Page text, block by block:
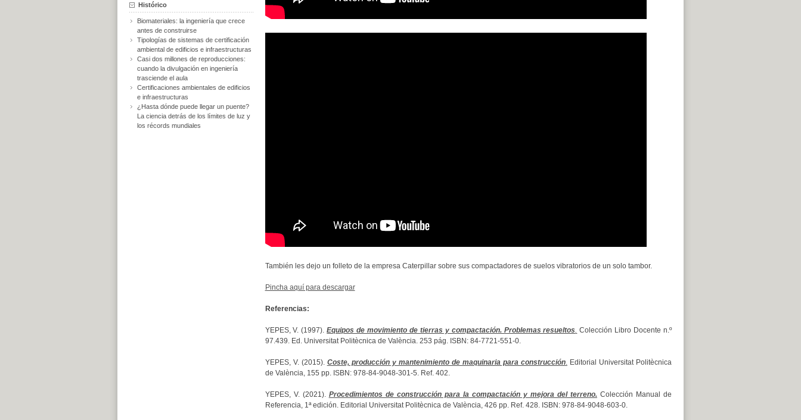
También les dejo un folleto de la empresa Caterpillar sobre sus compactadores de suelos vibratorios de un solo tambor.
Pincha aquí para descargar
Referencias:
YEPES, V. (1997).Equipos de movimiento de tierras y compactación. Problemas resueltos. Colección Libro Docente n.º
97.439. Ed. Universitat Politècnica de València. 253 pág. ISBN: 84-7721-551-0.
YEPES, V. (2015). Coste, producción y mantenimiento de maquinaria para construcción.Editorial Universitat Politècnica
de València, 155 pp. ISBN: 978-84-9048-301-5. Ref. 402.
YEPES, V. (2021). Procedimientos de construcción para la compactación y mejora del terreno.Colección Manual de
Referencia, 1ª edición. Editorial Universitat Politècnica de València, 426 pp. Ref. 428. ISBN: 978-84-9048-603-0.
Histórico
Biomateriales: la ingeniería que crece
antes de construirse
Tipologías de sistemas de certificación
ambiental de edificios e infraestructuras
Casi dos millones de reproducciones:
cuando la divulgación en ingeniería
trasciende el aula
Certificaciones ambientales de edificios
e infraestructuras
¿Hasta dónde puede llegar un puente?
La ciencia detrás de los límites de luz y
los récords mundiales